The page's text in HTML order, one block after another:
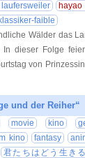
hayao
klassiker-faible
Wälder das
dieser Folge
von
und der Reiher“
movie kino
kino fantasy
君たちはどう生き